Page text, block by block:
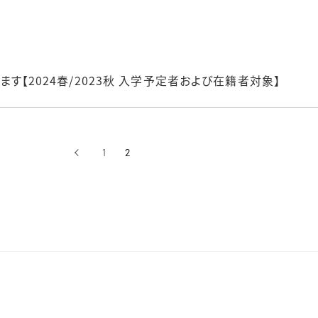
【2024春/2023秋 入学予定者および在籍者対象】
‹前へ 1 2